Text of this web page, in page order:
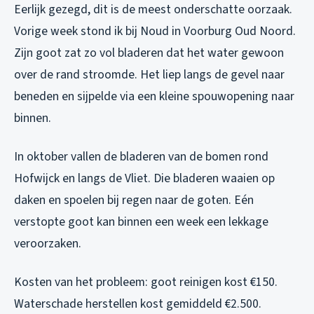
Eerlijk gezegd, dit is de meest onderschatte oorzaak.
Vorige week stond ik bij Noud in Voorburg Oud Noord.
Zijn goot zat zo vol bladeren dat het water gewoon
over de rand stroomde. Het liep langs de gevel naar
beneden en sijpelde via een kleine spouwopening naar
binnen.
In oktober vallen de bladeren van de bomen rond
Hofwijck en langs de Vliet. Die bladeren waaien op
daken en spoelen bij regen naar de goten. Eén
verstopte goot kan binnen een week een lekkage
veroorzaken.
Kosten van het probleem: goot reinigen kost €150.
Waterschade herstellen kost gemiddeld €2.500.